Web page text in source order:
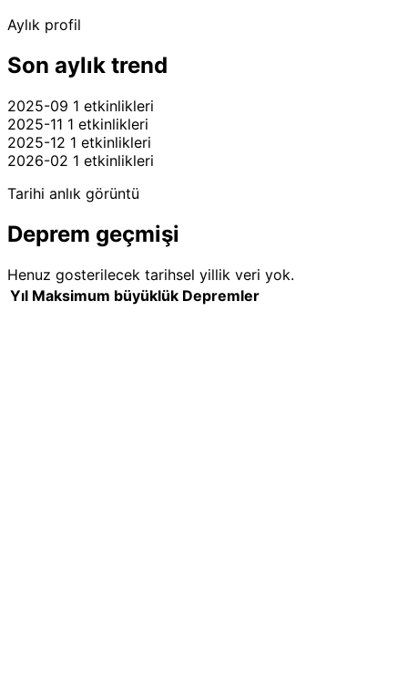
Aylık profil
Son aylık trend
2025-09 1 etkinlikleri
2025-11 1 etkinlikleri
2025-12 1 etkinlikleri
2026-02 1 etkinlikleri
Tarihi anlık görüntü
Deprem geçmişi
Henuz gosterilecek tarihsel yillik veri yok.
Yıl Maksimum büyüklük Depremler